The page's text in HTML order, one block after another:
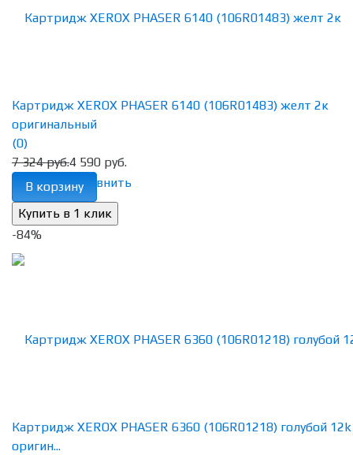
избранное сравнить
Картридж XEROX PHASER 6140 (106R01483) желт 2к
оригинальный
(0)
7 324 руб.4 590 руб.
В корзину
-84%
Картридж XEROX PHASER 6360 (106R01218) голубой 12k
оригин...